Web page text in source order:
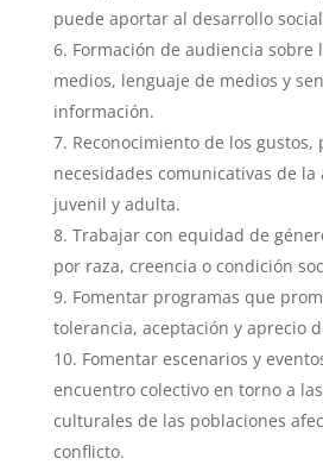
puede aportar al desarrollo
Formación de audiencia sobre
medios, lenguaje de medios y
información.
Reconocimiento de los gustos,
necesidades comunicativas de
juvenil y adulta.
Trabajar con equidad de
por raza, creencia o condición
Fomentar programas que
tolerancia, aceptación y aprecio
Fomentar escenarios y
encuentro colectivo en torno a
culturales de las poblaciones
conflicto.